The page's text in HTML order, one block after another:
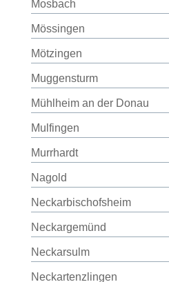
Mosbach
Mössingen
Mötzingen
Muggensturm
Mühlheim an der Donau
Mulfingen
Murrhardt
Nagold
Neckarbischofsheim
Neckargemünd
Neckarsulm
Neckartenzlingen